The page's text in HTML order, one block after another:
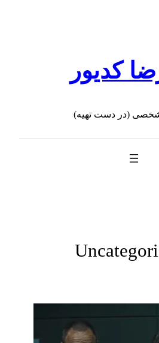
کدیور
(در دست تهیه)